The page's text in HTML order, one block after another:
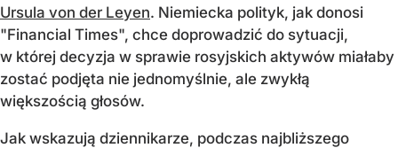
Ursula von der Leyen. Niemiecka polityk, jak donosi
"Financial Times", chce doprowadzić do sytuacji,
w której decyzja w sprawie rosyjskich aktywów miałaby
zostać podjęta nie jednomyślnie, ale zwykłą
większością głosów.
Jak wskazują dziennikarze, podczas najbliższego